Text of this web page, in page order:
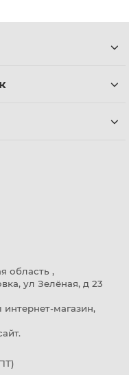
область ,
ул Зелёная, д 23
магазин,